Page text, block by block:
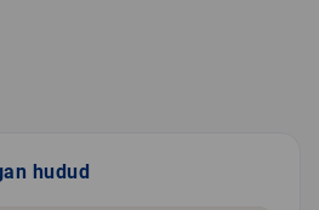
hudud